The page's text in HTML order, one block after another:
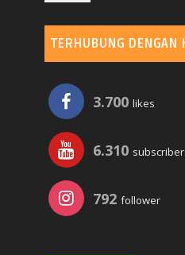
TERHUBUNG DENGAN
3.700 likes
6.310
792 follower